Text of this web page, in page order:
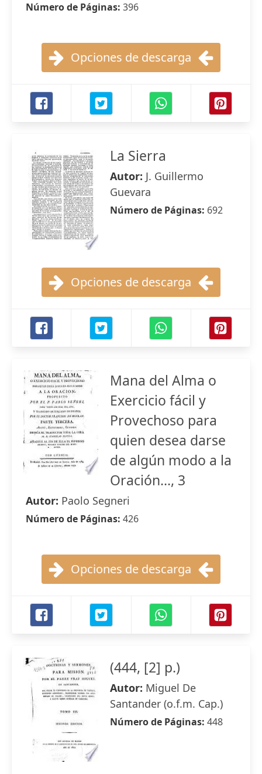
Número de Páginas: 396
Opciones de descarga
La Sierra
Autor: J. Guillermo
Guevara
Número de Páginas: 692
Opciones de descarga
Mana del Alma o
Exercicio fácil y
Provechoso para
quien desea darse
de algún modo a la
Oración..., 3
Autor: Paolo Segneri
Número de Páginas: 426
Opciones de descarga
(444, [2] p.)
Autor: Miguel De
Santander (o.f.m. Cap.)
Número de Páginas: 448